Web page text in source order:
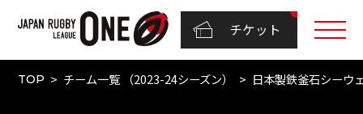
チケット
TOP チーム一覧 （2023-24シーズン） 日本製鉄釜石シーウ